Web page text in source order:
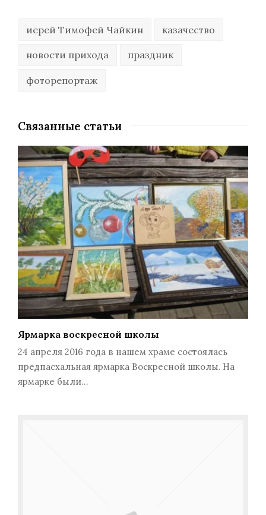
иерей Тимофей Чайкин казачество
новости прихода праздник
фоторепортаж
Связанные статьи
Ярмарка воскресной школы
24 апреля 2016 года в нашем храме состоялась
предпасхальная ярмарка Воскресной школы. На
ярмарке были…